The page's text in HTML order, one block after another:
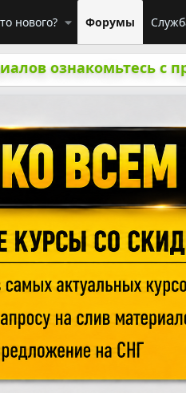
нового? Форумы
ознакомьтесь с